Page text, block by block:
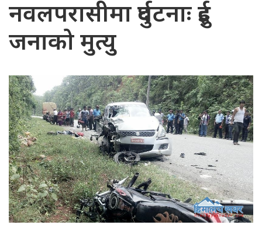
नवलपरासीमा दुर्घटनाः दुई
जनाको मुत्यु